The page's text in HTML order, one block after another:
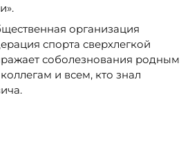
организация
спорта сверхлегкой
соболезнования родным
и всем, кто знал